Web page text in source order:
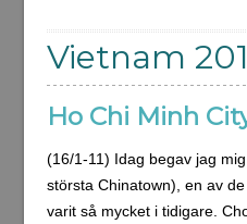
Vietnam
Ho Chi Minh
(16/1-11) Idag begav jag
största Chinatown), en av
varit så mycket i tidigare.